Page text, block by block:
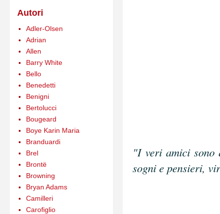
"I veri amici sono
sogni e pensieri,
Autori
Adler-Olsen
Adrian
Allen
Barry White
Bello
Benedetti
Benigni
Bertolucci
Bougeard
Boye Karin Maria
Branduardi
Brel
Brontë
Browning
Bryan Adams
Camilleri
Carofiglio